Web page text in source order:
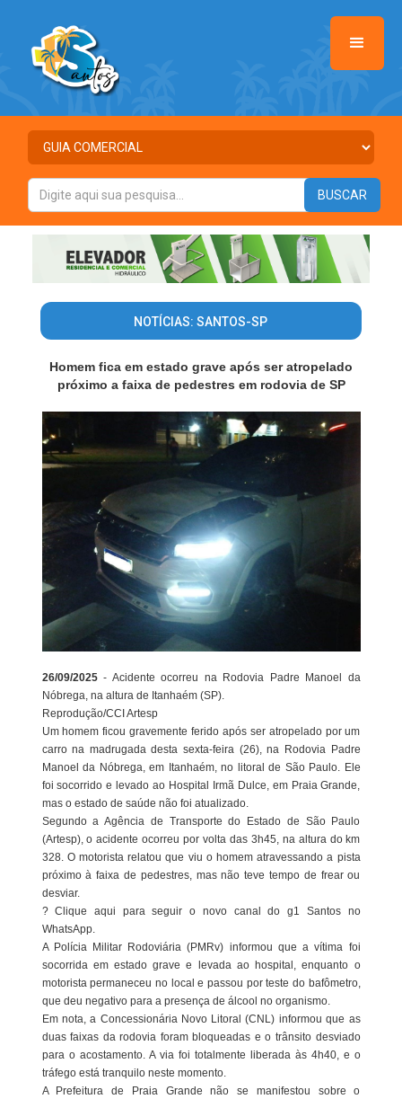
NOTÍCIAS: SANTOS-SP
Homem fica em estado grave após ser atropelado
próximo a faixa de pedestres em rodovia de SP
26/09/2025 - Acidente ocorreu na Rodovia Padre Manoel da
Nóbrega, na altura de Itanhaém (SP).
Reprodução/CCI Artesp
Um homem ficou gravemente ferido após ser atropelado por um
carro na madrugada desta sexta-feira (26), na Rodovia Padre
Manoel da Nóbrega, em Itanhaém, no litoral de São Paulo. Ele
foi socorrido e levado ao Hospital Irmã Dulce, em Praia Grande,
mas o estado de saúde não foi atualizado.
Segundo a Agência de Transporte do Estado de São Paulo
(Artesp), o acidente ocorreu por volta das 3h45, na altura do km
328. O motorista relatou que viu o homem atravessando a pista
próximo à faixa de pedestres, mas não teve tempo de frear ou
desviar.
? Clique aqui para seguir o novo canal do g1 Santos no
WhatsApp.
A Polícia Militar Rodoviária (PMRv) informou que a vítima foi
socorrida em estado grave e levada ao hospital, enquanto o
motorista permaneceu no local e passou por teste do bafômetro,
que deu negativo para a presença de álcool no organismo.
Em nota, a Concessionária Novo Litoral (CNL) informou que as
duas faixas da rodovia foram bloqueadas e o trânsito desviado
para o acostamento. A via foi totalmente liberada às 4h40, e o
tráfego está tranquilo neste momento.
A Prefeitura de Praia Grande não se manifestou sobre o